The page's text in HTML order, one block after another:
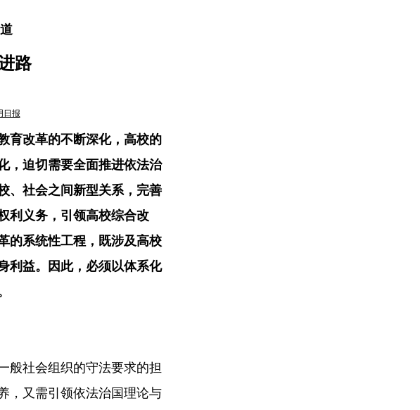
路
日报
育改革的不断深化，高校的
，迫切需要全面推进依法治
、社会之间新型关系，完善
利义务，引领高校综合改
的系统性工程，既涉及高校
利益。因此，必须以体系化
社会组织的守法要求的担
，又需引领依法治国理论与